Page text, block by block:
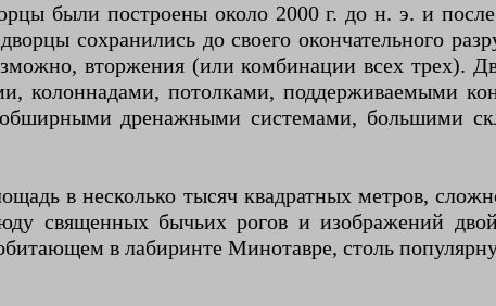
были построены около 2000 г. до н. э. и
сохранились до своего окончательного
вторжения (или комбинации всех трех).
колоннадами, потолками, поддерживаемыми
дренажными системами, большими
в несколько тысяч квадратных метров,
священных бычьих рогов и изображений
в лабиринте Минотавре, столь